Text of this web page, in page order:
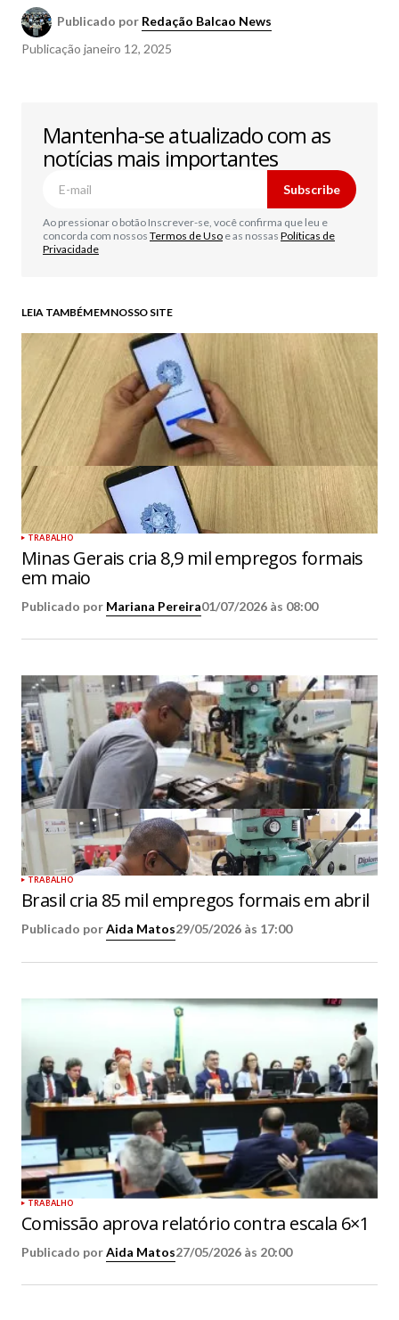
Publicado por Redação Balcao News
Publicação janeiro 12, 2025
Mantenha-se atualizado com as
notícias mais importantes
Subscribe
Ao pressionar o botão Inscrever-se, você confirma que leu e
concorda com nossos Termos de Uso e as nossas Políticas de
Privacidade
LEIA TAMBÉM EM NOSSO SITE
TRABALHO
Minas Gerais cria 8,9 mil empregos formais
em maio
Publicado por Mariana Pereira01/07/2026 às 08:00
TRABALHO
Brasil cria 85 mil empregos formais em abril
Publicado porAida Matos29/05/2026 às 17:00
TRABALHO
Comissão aprova relatório contra escala 6×1
Publicado porAida Matos27/05/2026 às 20:00